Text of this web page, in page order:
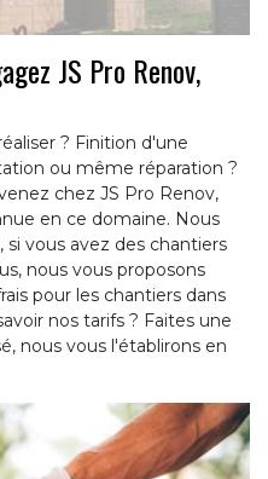
JS Pro Renov,
? Finition d'une
ou même réparation ?
chez JS Pro Renov,
en ce domaine. Nous
vous avez des chantiers
nous vous proposons
pour les chantiers dans
nos tarifs ? Faites une
nous vous l'établirons en